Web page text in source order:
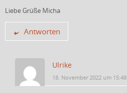
Liebe Grüße Micha
Antworten
Ulrike
18. November 2022 um 15:48